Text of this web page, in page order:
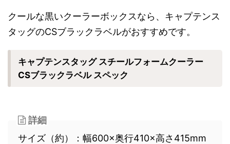
クールな黒いクーラーボックスなら、キャプテンス
タッグのCSブラックラベルがおすすめです。
キャプテンスタッグ スチールフォームクーラー
CSブラックラベル スペック
詳細
サイズ（約）：幅600×奥行410×高さ415mm